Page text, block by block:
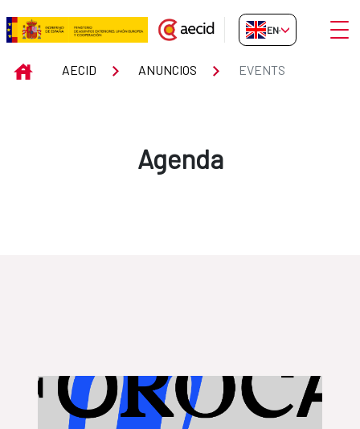
Skip to Main Content
Events
EN-GB
INICIOAECID ANUNCIOS EVENTS
Agenda